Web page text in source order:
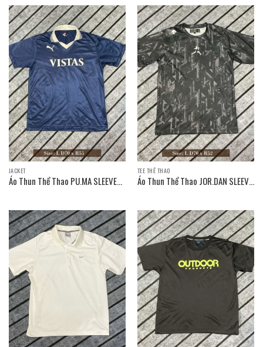
JACKET
Áo Thun Thể Thao PU.MA SLEEVE
TEE THỂ THAO
Áo Thun Thể Thao JOR.DAN SLEEVE